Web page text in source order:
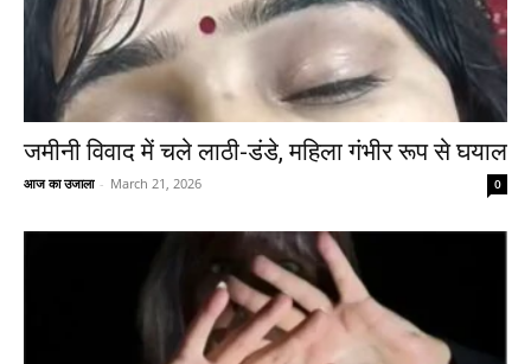
जमीनी विवाद में चले लाठी-डंडे, महिला गंभीर रूप से घयाल
आज का उजाला - March 21, 2026 0